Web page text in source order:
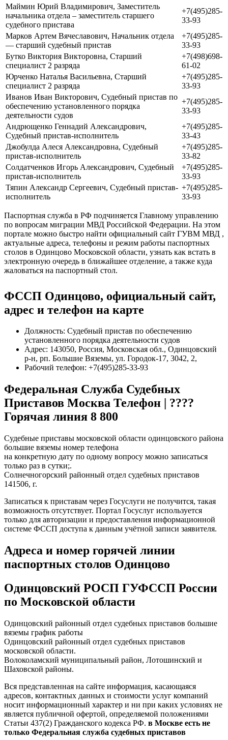
Маймин Юрий Владимирович, Заместитель
начальника отдела – заместитель старшего
судебного пристава
+7(495)285-
33-93
Марков Артем Вячеславович, Начальник отдела
— старший судебный пристав
+7(495)285-
33-93
Бутко Виктория Викторовна, Старший
специалист 2 разряда
+7(498)698-
61-02
Юрченко Наталья Васильевна, Старший
специалист 2 разряда
+7(495)285-
33-93
Иванов Иван Викторович, Судебный пристав по
обеспечению установленного порядка
деятельности судов
+7(495)285-
33-93
Андрющенко Геннадий Александрович,
Судебный пристав-исполнитель
+7(495)285-
33-43
Джобулда Алеся Александровна, Судебный
пристав-исполнитель
+7(495)285-
33-82
Солдатченков Игорь Александрович, Судебный
пристав-исполнитель
+7(495)285-
33-93
Тяпин Александр Сергеевич, Судебный пристав-
исполнитель
+7(495)285-
33-93
Паспортная служба в РФ подчиняется Главному управлению
по вопросам миграции МВД Российской Федерации. На этом
портале можно быстро найти официальный сайт ГУВМ МВД ,
актуальные адреса, телефоны и режим работы паспортных
столов в Одинцово Московской области, узнать как встать в
электронную очередь в ближайшее отделение, а также куда
жаловаться на паспортный стол.
ФССП Одинцово, официальный сайт,
адрес и телефон на карте
Должность: Судебный пристав по обеспечению
установленного порядка деятельности судов
Адрес: 143050, Россия, Московская обл., Одинцовский
р-н, рп. Большие Вяземы, ул. Городок-17, 3042, 2,
Рабочий телефон: +7(495)285-33-93
Федеральная Служба Судебных
Приставов Москва Телефон | ????
Горячая линия 8 800
Судебные приставы московской области одинцовского района
большие вяземы номер телефона
на конкретную дату по одному вопросу можно записаться
только раз в сутки;.
Солнечногорский районный отдел судебных приставов
141506, г.
Записаться к приставам через Госуслуги не получится, такая
возможность отсутствует. Портал Госуслуг используется
только для авторизации и предоставления информационной
системе ФССП доступа к данным учётной записи заявителя.
Адреса и номер горячей линии
паспортных столов Одинцово
Одинцовский РОСП ГУФССП России
по Московской области
Одинцовский районный отдел судебных приставов большие
вяземы график работы
Одинцовский районный отдел судебных приставов
московской области.
Волоколамский муниципальный район, Лотошинский и
Шаховской районы.
Вся представленная на сайте информация, касающаяся
адресов, контактных данных и стоимости услуг компаний
носит информационный характер и ни при каких условиях не
является публичной офертой, определяемой положениями
Статьи 437(2) Гражданского кодекса РФ. в Москве есть не
только Федеральная служба судебных приставов